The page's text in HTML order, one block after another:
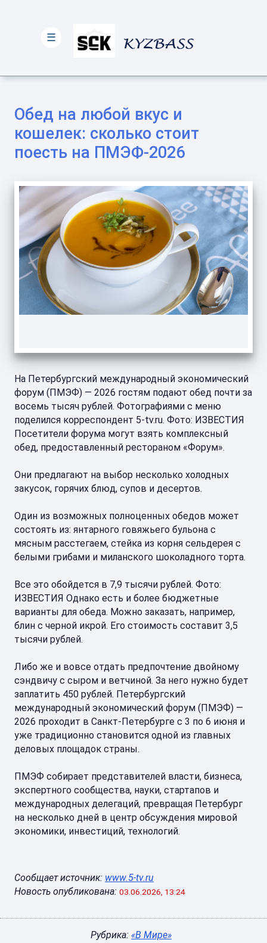
Обед на любой вкус и
кошелек: сколько стоит
поесть на ПМЭФ-2026
На Петербургский международный экономический
форум (ПМЭФ) — 2026 гостям подают обед почти за
восемь тысяч рублей. Фотографиями с меню
поделился корреспондент 5-tv.ru. Фото: ИЗВЕСТИЯ
Посетители форума могут взять комплексный
обед, предоставленный рестораном «Форум».
Они предлагают на выбор несколько холодных
закусок, горячих блюд, супов и десертов.
Один из возможных полноценных обедов может
состоять из: янтарного говяжьего бульона с
мясным расстегаем, стейка из корня сельдерея с
белыми грибами и миланского шоколадного торта.
Все это обойдется в 7,9 тысячи рублей. Фото:
ИЗВЕСТИЯ Однако есть и более бюджетные
варианты для обеда. Можно заказать, например,
блин с черной икрой. Его стоимость составит 3,5
тысячи рублей.
Либо же и вовсе отдать предпочтение двойному
сэндвичу с сыром и ветчиной. За него нужно будет
заплатить 450 рублей. Петербургский
международный экономический форум (ПМЭФ) —
2026 проходит в Санкт-Петербурге с 3 по 6 июня и
уже традиционно становится одной из главных
деловых площадок страны.
ПМЭФ собирает представителей власти, бизнеса,
экспертного сообщества, науки, стартапов и
международных делегаций, превращая Петербург
на несколько дней в центр обсуждения мировой
экономики, инвестиций, технологий.
Сообщает источник: www.5-tv.ru
Новость опубликована: 03.06.2026, 13:24
Рубрика: «В Мире»
☰